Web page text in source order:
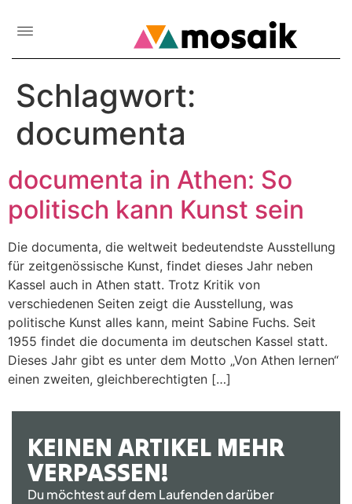
Schlagwort:
documenta
documenta in Athen: So
politisch kann Kunst sein
Die documenta, die weltweit bedeutendste Ausstellung
für zeitgenössische Kunst, findet dieses Jahr neben
Kassel auch in Athen statt. Trotz Kritik von
verschiedenen Seiten zeigt die Ausstellung, was
politische Kunst alles kann, meint Sabine Fuchs. Seit
1955 findet die documenta im deutschen Kassel statt.
Dieses Jahr gibt es unter dem Motto „Von Athen lernen“
einen zweiten, gleichberechtigten […]
KEINEN ARTIKEL MEHR
VERPASSEN!
Du möchtest auf dem Laufenden darüber